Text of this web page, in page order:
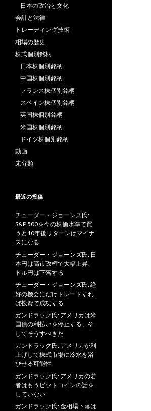
日本の政治と文化
会計と法律
トレーディング技術
相場の歴史
株式個別銘柄
日本株個別銘柄
中国株個別銘柄
フランス株個別銘柄
スペイン株個別銘柄
英国株個別銘柄
米国株個別銘柄
ドイツ株個別銘柄
動画
未分類
最近の投稿
チューダー・ジョーンズ氏:
S&P 500を今の株価水準で買
うと10年後リターンはマイナ
スになる
チューダー・ジョーンズ氏: 日
本円は高市政権で大幅上昇、
ドル円は下落する
チューダー・ジョーンズ氏: 絶
好の機会にだけトレードすれ
ば投資で成功する
ガンドラック氏: アメリカは米
国債の利払いを停止する、そ
してそうすべきだ
ガンドラック氏: アメリカが利
上げして株式市場に冷水を浴
びせる可能性
ガンドラック氏: アメリカの若
者はもうビットコインの話を
していない
ガンドラック氏: 金相場下落は